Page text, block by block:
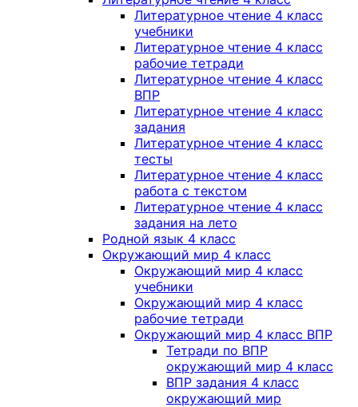
Литературное чтение 4 класс
учебники
Литературное чтение 4 класс
рабочие тетради
Литературное чтение 4 класс
ВПР
Литературное чтение 4 класс
задания
Литературное чтение 4 класс
тесты
Литературное чтение 4 класс
работа с текстом
Литературное чтение 4 класс
задания на лето
Родной язык 4 класс
Окружающий мир 4 класс
Окружающий мир 4 класс
учебники
Окружающий мир 4 класс
рабочие тетради
Окружающий мир 4 класс ВПР
Тетради по ВПР
окружающий мир 4 класс
ВПР задания 4 класс
окружающий мир